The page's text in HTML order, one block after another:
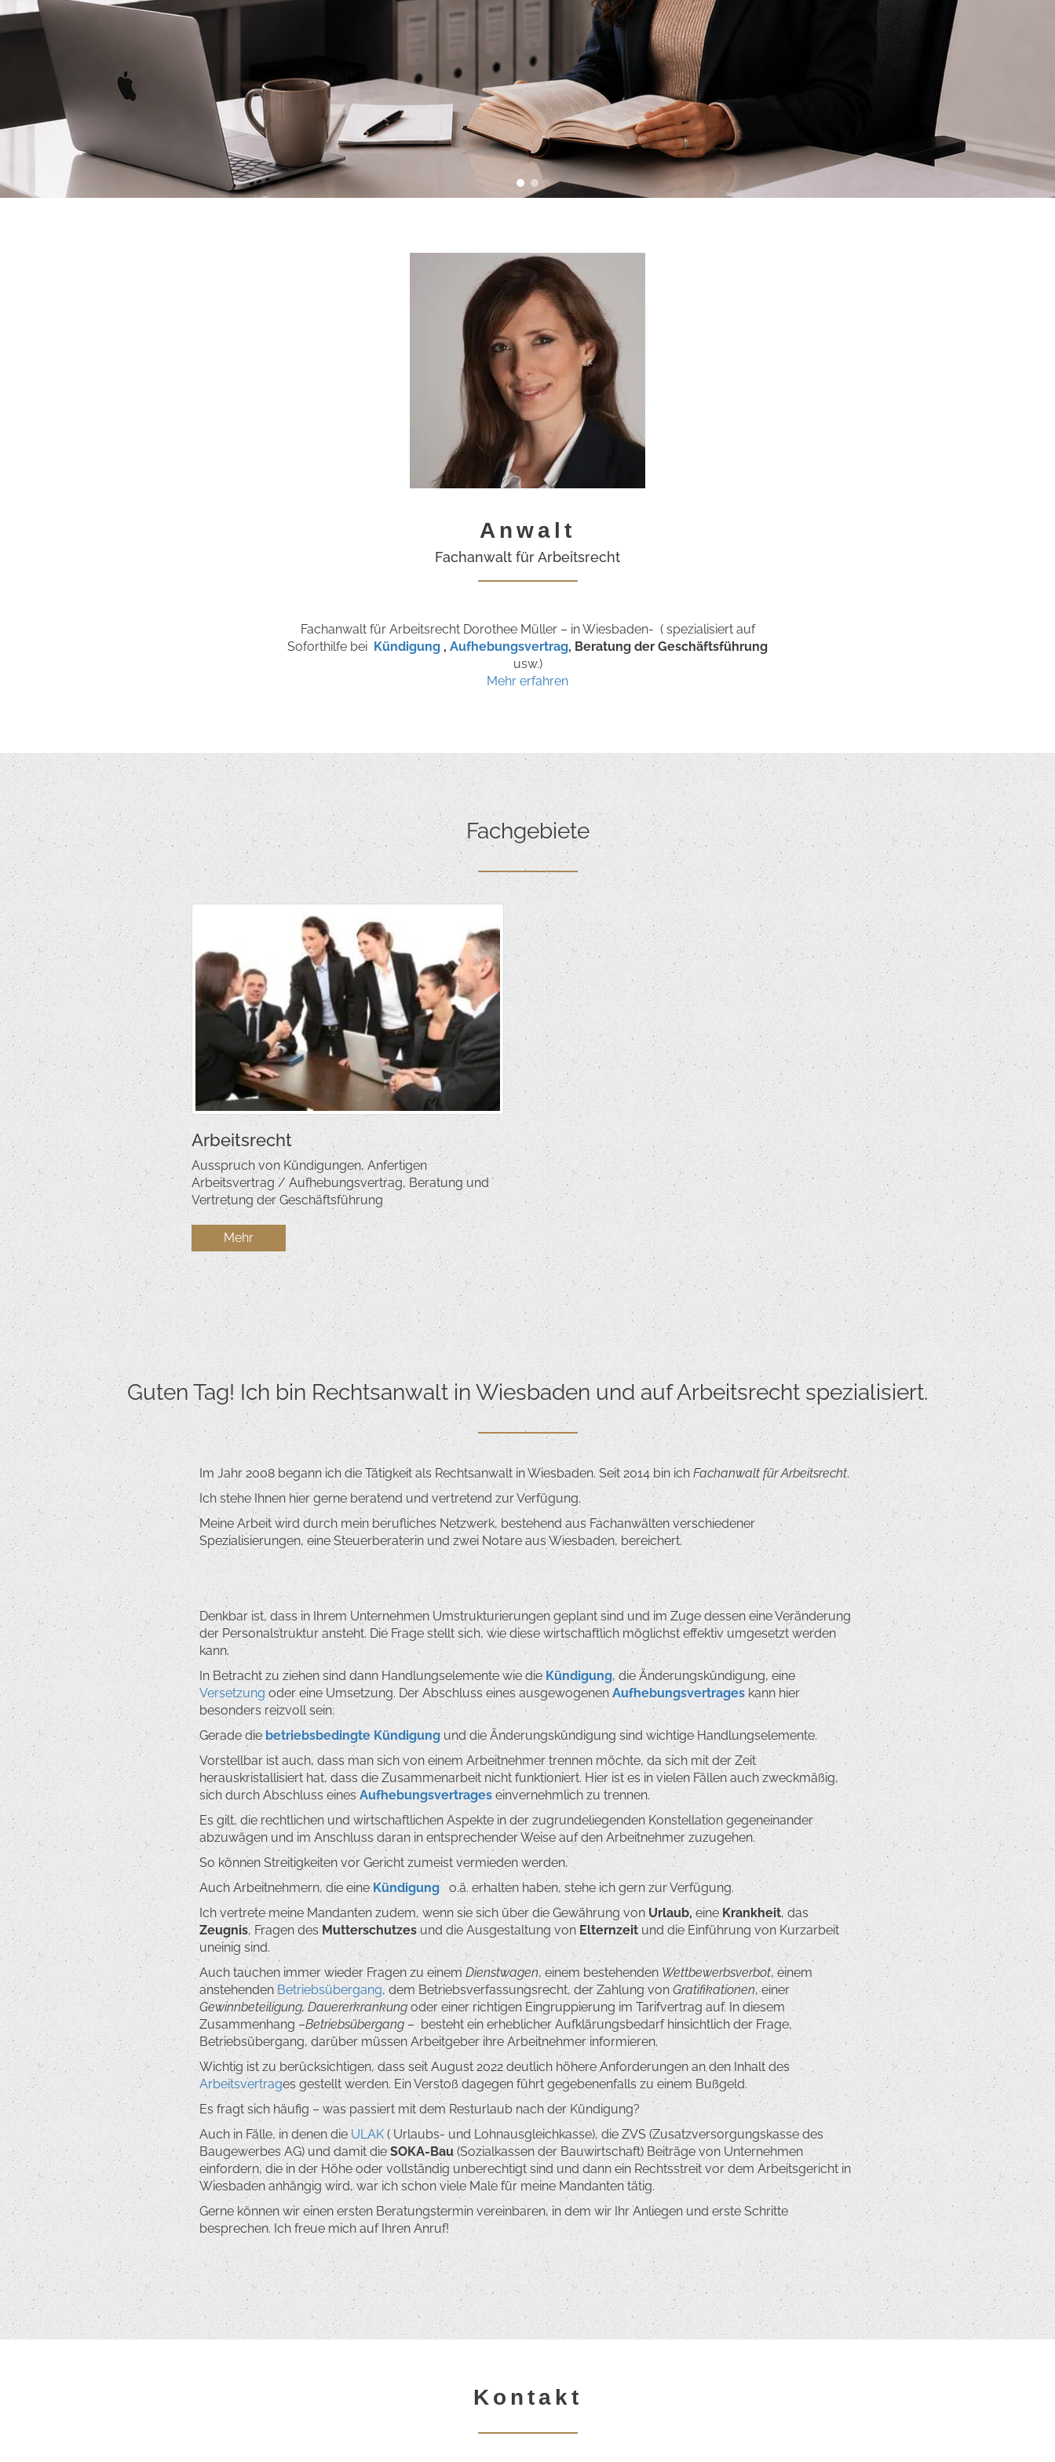
Anwalt
Fachanwalt für Arbeitsrecht
Fachanwalt für Arbeitsrecht Dorothee Müller – in Wiesbaden- ( spezialisiert auf
Soforthilfe bei Kündigung , Aufhebungsvertrag, Beratung der Geschäftsführung
usw.)
Mehr erfahren
Fachgebiete
Arbeitsrecht
Ausspruch von Kündigungen, Anfertigen
Arbeitsvertrag / Aufhebungsvertrag, Beratung und
Vertretung der Geschäftsführung
Mehr
Guten Tag! Ich bin Rechtsanwalt in Wiesbaden und auf Arbeitsrecht spezialisiert.
Im Jahr 2008 begann ich die Tätigkeit als Rechtsanwalt in Wiesbaden. Seit 2014 bin ich Fachanwalt für Arbeitsrecht.
Ich stehe Ihnen hier gerne beratend und vertretend zur Verfügung.
Meine Arbeit wird durch mein berufliches Netzwerk, bestehend aus Fachanwälten verschiedener
Spezialisierungen, eine Steuerberaterin und zwei Notare aus Wiesbaden, bereichert.
Denkbar ist, dass in Ihrem Unternehmen Umstrukturierungen geplant sind und im Zuge dessen eine Veränderung
der Personalstruktur ansteht. Die Frage stellt sich, wie diese wirtschaftlich möglichst effektiv umgesetzt werden
kann.
In Betracht zu ziehen sind dann Handlungselemente wie die Kündigung, die Änderungskündigung, eine
Versetzungoder eine Umsetzung. Der Abschluss eines ausgewogenenAufhebungsvertrages kann hier
besonders reizvoll sein.
Gerade die betriebsbedingte Kündigungund die Änderungskündigung sind wichtige Handlungselemente.
Vorstellbar ist auch, dass man sich von einem Arbeitnehmer trennen möchte, da sich mit der Zeit
herauskristallisiert hat, dass die Zusammenarbeit nicht funktioniert. Hier ist es in vielen Fällen auch zweckmäßig,
sich durch Abschluss einesAufhebungsvertrageseinvernehmlich zu trennen.
Es gilt, die rechtlichen und wirtschaftlichen Aspekte in der zugrundeliegenden Konstellation gegeneinander
abzuwägen und im Anschluss daran in entsprechender Weise auf den Arbeitnehmer zuzugehen.
So können Streitigkeiten vor Gericht zumeist vermieden werden.
Auch Arbeitnehmern, die eine Kündigungo.ä. erhalten haben, stehe ich gern zur Verfügung.
Ich vertrete meine Mandanten zudem, wenn sie sich über die Gewährung von Urlaub,eine Krankheit, das
Zeugnis, Fragen des Mutterschutzesund die Ausgestaltung von Elternzeitund die Einführung von Kurzarbeit
uneinig sind.
Auch tauchen immer wieder Fragen zu einemDienstwagen, einem bestehenden Wettbewerbsverbot, einem
anstehenden Betriebsübergang, dem Betriebsverfassungsrecht, der Zahlung von Gratifikationen, einer
Gewinnbeteiligung, Dauererkrankungoder einer richtigen Eingruppierung im Tarifvertrag auf. In diesem
Zusammenhang –Betriebsübergang– besteht ein erheblicher Aufklärungsbedarf hinsichtlich der Frage,
Betriebsübergang, darüber müssen Arbeitgeber ihre Arbeitnehmer informieren.
Wichtig ist zu berücksichtigen, dass seit August 2022 deutlich höhere Anforderungen an den Inhalt des
Arbeitsvertrages gestellt werden. Ein Verstoß dagegen führt gegebenenfalls zu einem Bußgeld.
Es fragt sich häufig – was passiert mit dem Resturlaub nach der Kündigung?
Auch in Fälle, in denen die ULAK( Urlaubs- und Lohnausgleichkasse), die ZVS (Zusatzversorgungskasse des
Baugewerbes AG) und damit dieSOKA-Bau(Sozialkassen der Bauwirtschaft) Beiträge von Unternehmen
einfordern, die in der Höhe oder vollständig unberechtigt sind und dann ein Rechtsstreit vor dem Arbeitsgericht in
Wiesbaden anhängig wird, war ich schon viele Male für meine Mandanten tätig.
Gerne können wir einen ersten Beratungstermin vereinbaren, in dem wir Ihr Anliegen und erste Schritte
besprechen. Ich freue mich auf Ihren Anruf!
Kontakt